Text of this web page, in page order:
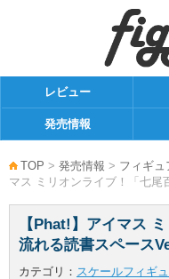
レビュー
発売情報
TOP > 発売情報 > フィギュ
マス ミリオンライブ！「七尾
【Phat!】アイマス
流れる読書スペース
カテゴリ： スケールフィギ